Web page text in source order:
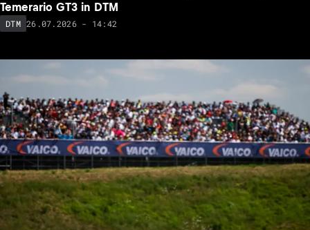
Temerario GT3 in DTM
DTM 26.07.2026 - 14:42